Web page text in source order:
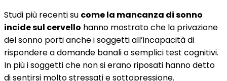
Studi più recenti su come la mancanza di sonno
incide sul cervello hanno mostrato che la privazione
del sonno porti anche i soggetti all’incapacità di
rispondere a domande banali o semplici test cognitivi.
In più i soggetti che non si erano riposati hanno detto
di sentirsi molto stressati e sottopressione.